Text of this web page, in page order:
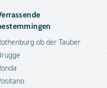
ob der Tauber